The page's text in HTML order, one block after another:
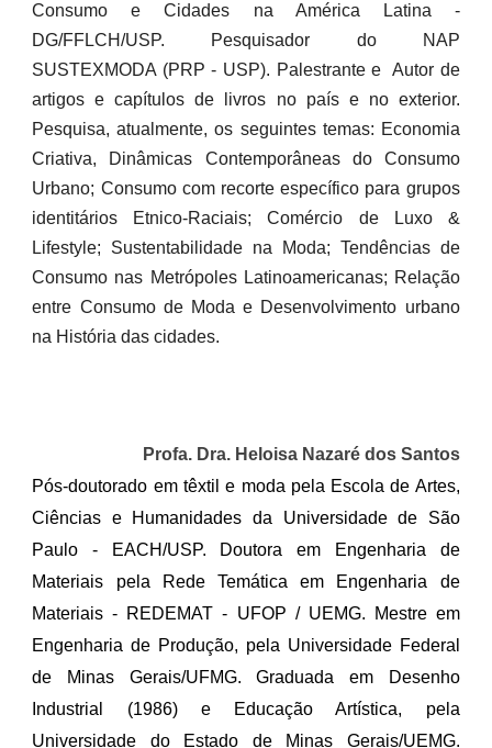
Consumo e Cidades na América Latina -
DG/FFLCH/USP. Pesquisador do NAP
SUSTEXMODA (PRP - USP). Palestrante e Autor de
artigos e capítulos de livros no país e no exterior.
Pesquisa, atualmente, os seguintes temas: Economia
Criativa, Dinâmicas Contemporâneas do Consumo
Urbano; Consumo com recorte específico para grupos
identitários Etnico-Raciais; Comércio de Luxo &
Lifestyle; Sustentabilidade na Moda; Tendências de
Consumo nas Metrópoles Latinoamericanas; Relação
entre Consumo de Moda e Desenvolvimento urbano
na História das cidades.
Profa. Dra. Heloisa Nazaré dos Santos
Pós-doutorado em têxtil e moda pela Escola de Artes,
Ciências e Humanidades da Universidade de São
Paulo - EACH/USP. Doutora em Engenharia de
Materiais pela Rede Temática em Engenharia de
Materiais - REDEMAT - UFOP / UEMG. Mestre em
Engenharia de Produção, pela Universidade Federal
de Minas Gerais/UFMG. Graduada em Desenho
Industrial (1986) e Educação Artística, pela
Universidade do Estado de Minas Gerais/UEMG.